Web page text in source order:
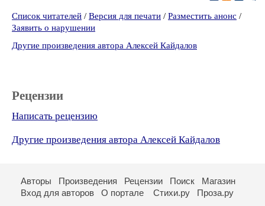
Список читателей / Версия для печати / Разместить анонс /
Заявить о нарушении
Другие произведения автора Алексей Кайдалов
Рецензии
Написать рецензию
Другие произведения автора Алексей Кайдалов
Авторы Произведения Рецензии Поиск
Магазин
Вход для авторов
О портале Стихи.ру Проза.ру